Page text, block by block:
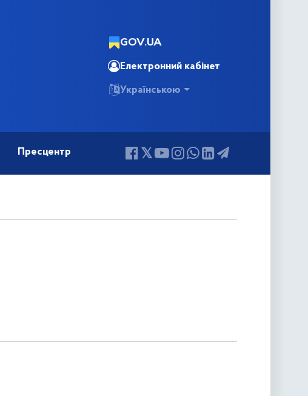
GOV.UA
Електронний кабінет
Українською
Пресцентр